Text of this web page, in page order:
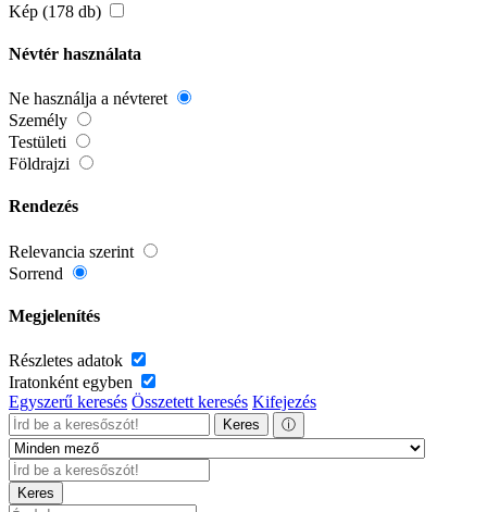
Kép (178 db)
Névtér használata
Ne használja a névteret
Személy
Testületi
Földrajzi
Rendezés
Relevancia szerint
Sorrend
Megjelenítés
Részletes adatok
Iratonként egyben
Egyszerű keresés Összetett keresés Kifejezés
Keres ⓘ
Keres